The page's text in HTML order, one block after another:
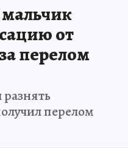
от
перелом
перелом